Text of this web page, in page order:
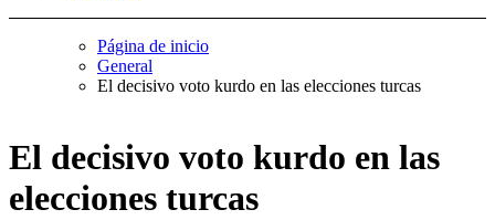
Página de inicio
General
El decisivo voto kurdo en las elecciones turcas
El decisivo voto kurdo en las
elecciones turcas